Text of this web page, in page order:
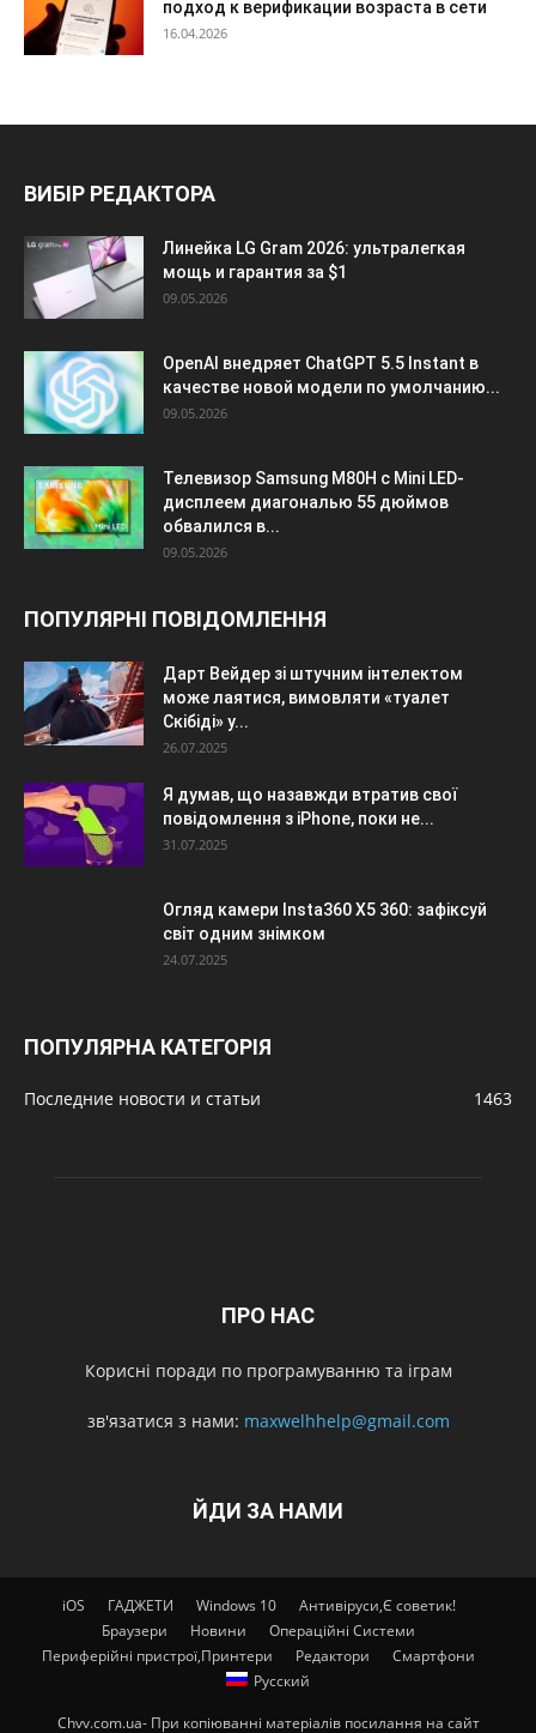
подход к верификации возраста в сети
16.04.2026
ВИБІР РЕДАКТОРА
Линейка LG Gram 2026: ультралегкая
мощь и гарантия за $1
09.05.2026
OpenAI внедряет ChatGPT 5.5 Instant в
качестве новой модели по умолчанию...
09.05.2026
Телевизор Samsung M80H с Mini LED-
дисплеем диагональю 55 дюймов
обвалился в...
09.05.2026
ПОПУЛЯРНІ ПОВІДОМЛЕННЯ
Дарт Вейдер зі штучним інтелектом
може лаятися, вимовляти «туалет
Скібіді» у...
26.07.2025
Я думав, що назавжди втратив свої
повідомлення з iPhone, поки не...
31.07.2025
Огляд камери Insta360 X5 360: зафіксуй
світ одним знімком
24.07.2025
ПОПУЛЯРНА КАТЕГОРІЯ
Последние новости и статьи 1463
ПРО НАС
Корисні поради по програмуванню та іграм
зв'язатися з нами: maxwelhhelp@gmail.com
ЙДИ ЗА НАМИ
iOS ГАДЖЕТИ Windows 10
Антивіруси,Є советик!
Браузери
Новини
Операційні Системи
Периферійні пристрої,Принтери
Редактори
Смартфони
Русский
Chvv.com.ua- При копіюванні матеріалів посилання на сайт